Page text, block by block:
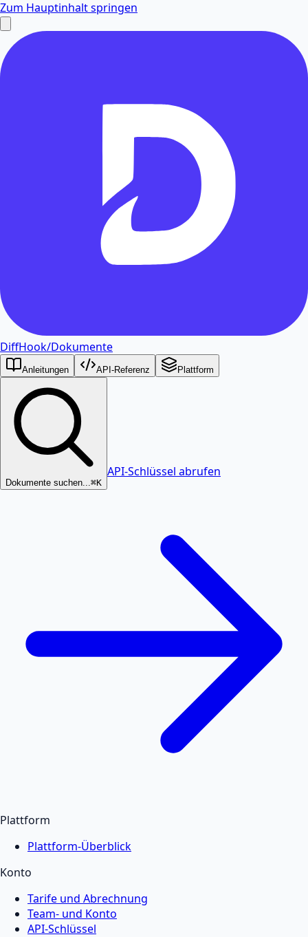
Zum Hauptinhalt springen
DiffHook/Dokumente
Anleitungen API-Referenz Plattform
Dokumente suchen... ⌘K
API-Schlüssel abrufen
Plattform
Plattform-Überblick
Konto
Tarife und Abrechnung
Team- und Konto
API-Schlüssel